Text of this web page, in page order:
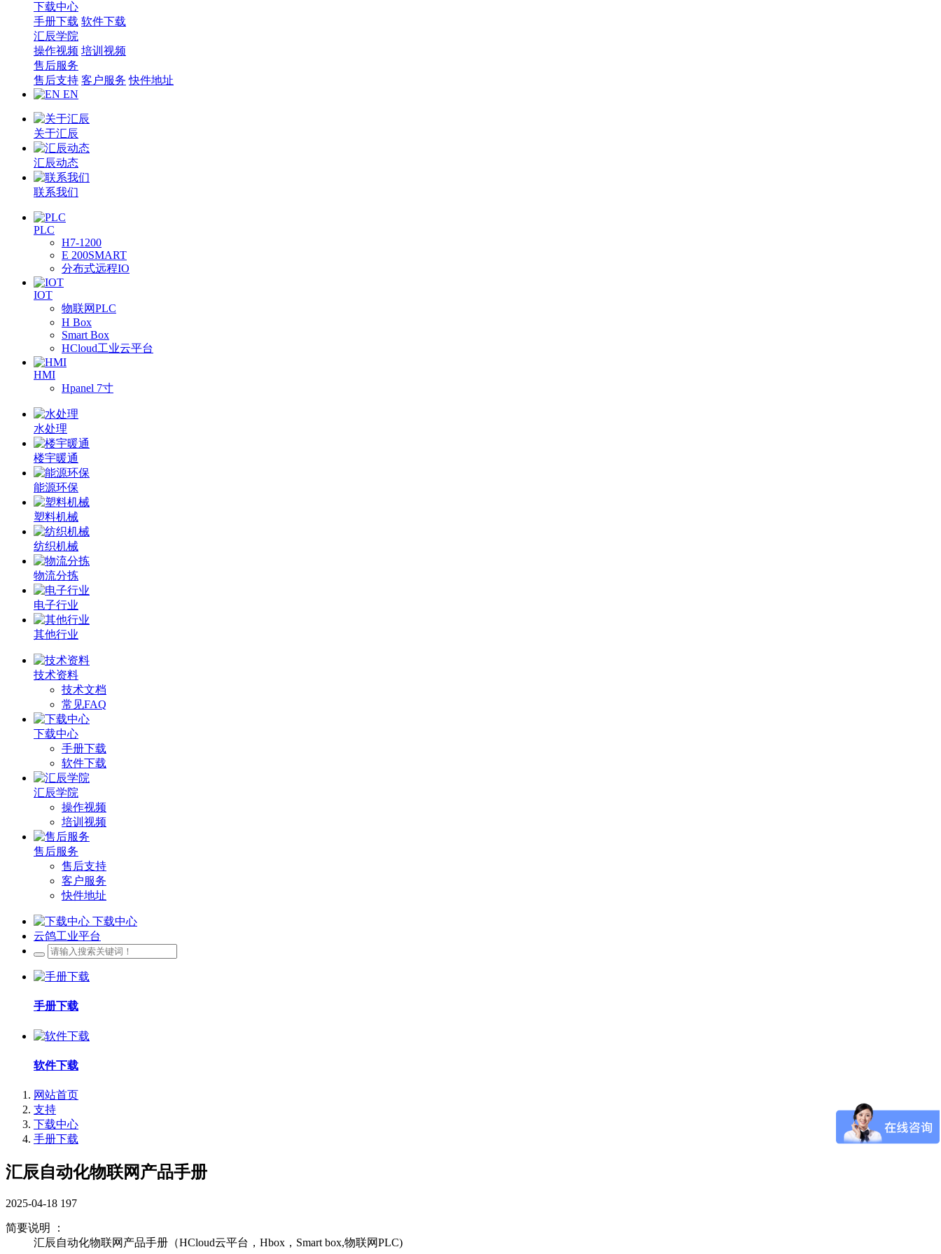
下载中心
手册下载 软件下载
汇辰学院
操作视频 培训视频
售后服务
售后支持 客户服务 快件地址
EN
关于汇辰
汇辰动态
联系我们
PLC
H7-1200
E 200SMART
分布式远程IO
IOT
物联网PLC
H Box
Smart Box
HCloud工业云平台
HMI
Hpanel 7寸
水处理
楼宇暖通
能源环保
塑料机械
纺织机械
物流分拣
电子行业
其他行业
技术资料
技术文档
常见FAQ
下载中心
手册下载
软件下载
汇辰学院
操作视频
培训视频
售后服务
售后支持
客户服务
快件地址
下载中心
云鸽工业平台
手册下载
软件下载
网站首页
支持
下载中心
手册下载
汇辰自动化物联网产品手册
2025-04-18 197
简要说明 ：
汇辰自动化物联网产品手册（HCloud云平台，Hbox，Smart box,物联网PLC)